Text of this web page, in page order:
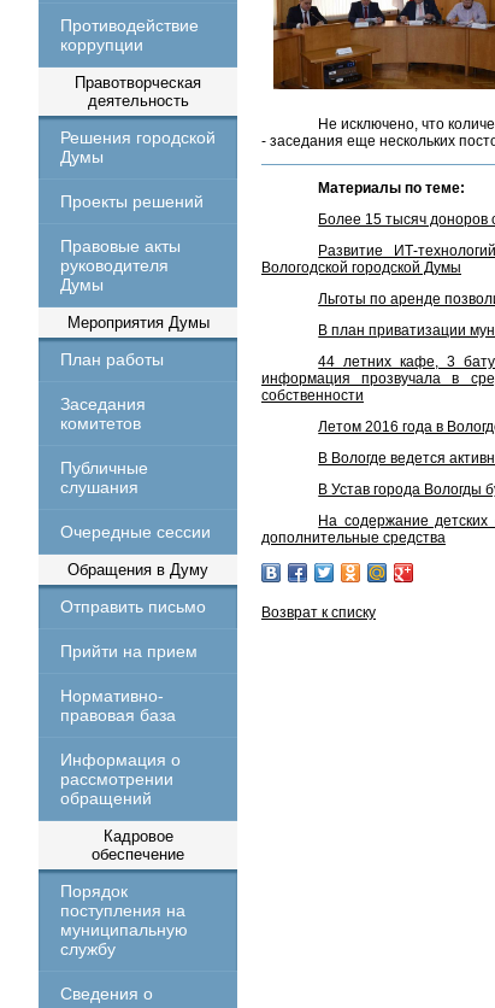
Противодействие
коррупции
Правотворческая
деятельность
Решения городской
Думы
Проекты решений
Правовые акты
руководителя
Думы
Мероприятия Думы
План работы
Заседания
комитетов
Публичные
слушания
Очередные сессии
Обращения в Думу
Отправить письмо
Прийти на прием
Нормативно-
правовая база
Информация о
рассмотрении
обращений
Кадровое
обеспечение
Порядок
поступления на
муниципальную
службу
Сведения о
Не исключено, что
- заседания еще нескольких
Материалы по теме:
Более 15 тысяч доноров
Развитие ИТ-
Вологодской городской Думы
Льготы по аренде
В план приватизации
44 летних кафе, 3
информация прозвучала в
собственности
Летом 2016 года в
В Вологде ведется
В Устав города Вологды
На содержание
дополнительные средства
Возврат к списку